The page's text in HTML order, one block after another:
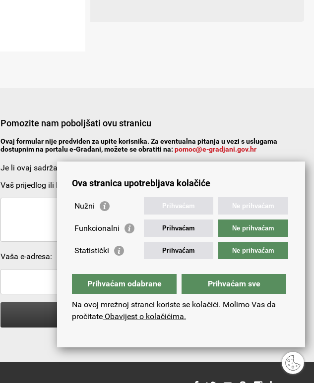
Pomozite nam poboljšati ovu stranicu
Ovaj formular nije predviđen za upite korisnika. Za eventualna pitanja u vezi s uslugama
dostupnim na portalu e-Građani, možete se obratiti na: pomoc@e-gradjani.gov.hr
Je li ovaj sadržaj koristan?
Vaš prijedlog ili komentar:
Vaša e-adresa:
Ova stranica upotrebljava kolačiće
Nužni Prihvaćam Ne prihvaćam
Funkcionalni Prihvaćam Ne prihvaćam
Statistički Prihvaćam Ne prihvaćam
Prihvaćam odabrane Prihvaćam sve
Na ovoj mrežnoj stranci koriste se kolačići. Molimo Vas da
pročitate Obavijest o kolačićima.